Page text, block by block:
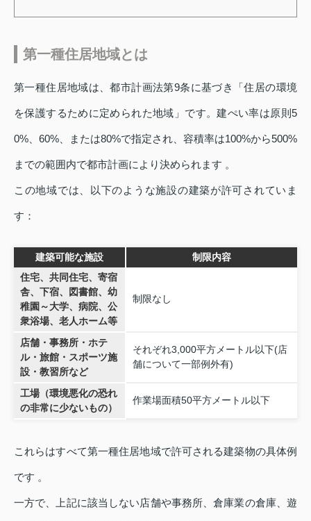
第一種住居地域とは
第一種住居地域は、都市計画法第9条に基づき「住居の環境
を保護するために定められた地域」です。建ぺい率は原則5
0%、60%、または80%で指定され、容積率は100%から500%
までの範囲内で都市計画により決められます 。
この地域では、以下のような施設の建築が許可されていま
す：
建築可能な施設
制限内容
住宅、共同住宅、寄宿
舎、下宿、図書館、幼
稚園～大学、病院、公
衆浴場、老人ホーム等
制限なし
店舗・事務所・ホテ
ル・旅館・スポーツ施
設・教習所など
それぞれ3,000平方メートル以下(店
舗について一部例外有)
工場（環境悪化の恐れ
の非常に少ないもの）
作業場面積50平方メートル以下
これらはすべて第一種住居地域で許可される建築物の具体例
です 。
一方で、上記に該当しない店舗や事務所、倉庫業の倉庫、遊